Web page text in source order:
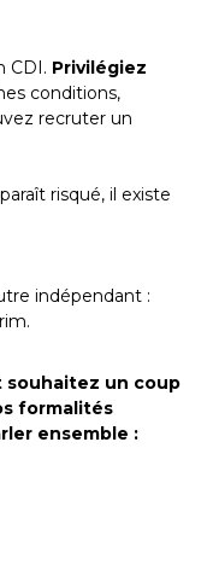
CDI. Privilégiez
conditions,
recruter un
risqué, il existe
indépendant :
souhaitez un coup
formalités
ensemble :